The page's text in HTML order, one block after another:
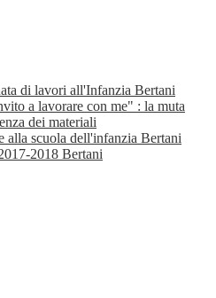
di lavori all'Infanzia Bertani
a lavorare con me" : la muta
dei materiali
alla scuola dell'infanzia Bertani
2018 Bertani